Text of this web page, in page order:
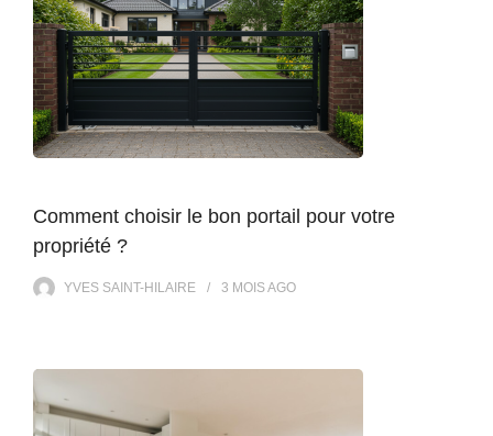
Comment choisir le bon portail pour votre
propriété ?
YVES SAINT-HILAIRE 3 MOISAGO